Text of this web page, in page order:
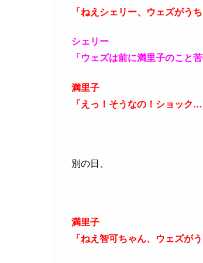
「ねえシェリー、ウェズがう
シェリー
「ウェズは前に満里子のこと
満里子
「えっ！そうなの！ショック…
別の日、
満里子
「ねえ智可ちゃん、ウェズが